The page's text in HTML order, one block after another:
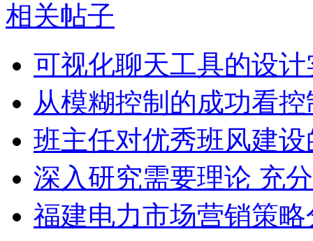
相关帖子
可视化聊天工具的设
从模糊控制的成功看
班主任对优秀班风建
深入研究需要理论 充
福建电力市场营销策